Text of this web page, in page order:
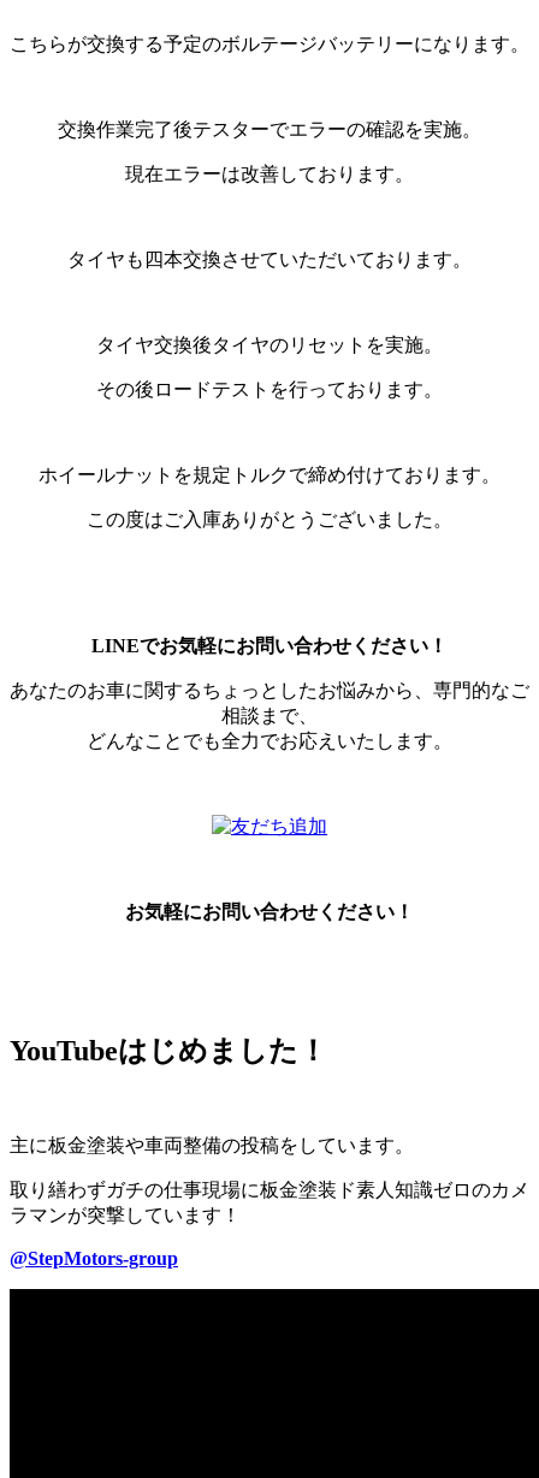
こちらが交換する予定のボルテージバッテリーになります。
交換作業完了後テスターでエラーの確認を実施。
現在エラーは改善しております。
タイヤも四本交換させていただいております。
タイヤ交換後タイヤのリセットを実施。
その後ロードテストを行っております。
ホイールナットを規定トルクで締め付けております。
この度はご入庫ありがとうございました。
LINEでお気軽にお問い合わせください！
あなたのお車に関するちょっとしたお悩みから、専門的なご
相談まで、
どんなことでも全力でお応えいたします。
お気軽にお問い合わせください！
YouTubeはじめました！
主に板金塗装や車両整備の投稿をしています。
取り繕わずガチの仕事現場に板金塗装ド素人知識ゼロのカメ
ラマンが突撃しています！
@StepMotors-group